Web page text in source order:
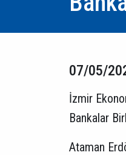
07/05/
İzmir
Bankalar
Ataman